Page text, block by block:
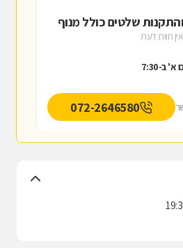
שלטים כולל מנוף
חוות דעת
ב-7:30
072-2646580